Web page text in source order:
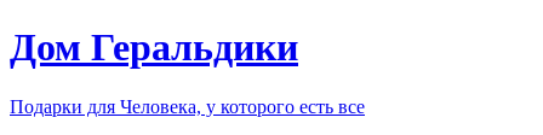
Дом Геральдики
Подарки для Человека, у которого есть все